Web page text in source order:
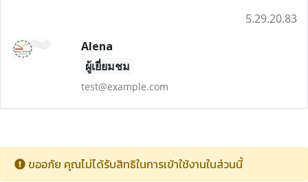
5.29.20.83
Alena
ผู้เยี่ยมชม
test@example.com
ขออภัย คุณไม่ได้รับสิทธิในการเข้าใช้งานในส่วนนี้